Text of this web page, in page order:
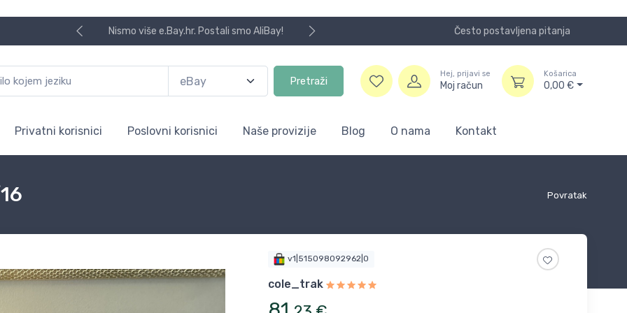
Nismo više e.Bay.hr. Postali smo AliBay! Često postavljena pitanja
Pretraži
Hej, prijavi se
Moj račun
Košarica
0,00 €
Privatni korisnici Poslovni korisnici Naše provizije Blog O nama Kontakt
Povratak
v1|515098092962|0
cole_trak